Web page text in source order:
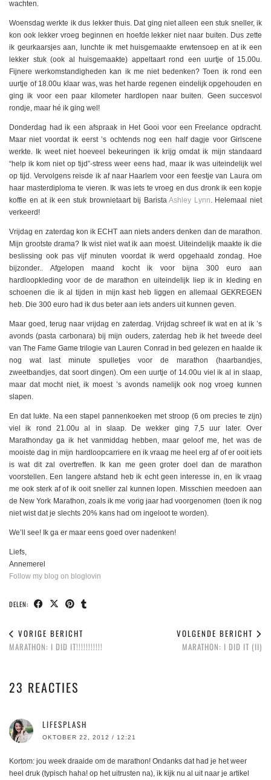
wachten.
Woensdag werkte ik dus lekker thuis. Dat ging niet alleen een stuk sneller, ik
kon ook lekker vroeg beginnen en hoefde lekker niet naar buiten. Dus zette
ik geurkaarsjes aan, lunchte ik met huisgemaakte erwtensoep en at ik een
lekker stuk (ook al huisgemaakte) appeltaart rond een uurtje of 15.00u.
Fijnere werkomstandigheden kan ik me niet bedenken? Toen ik rond een
uurtje of 18.00u klaar was, was het harde regenen eindelijk opgehouden en
ging ik voor een paar kilometer hardlopen naar buiten. Geen succesvol
rondje, maar hé ik ging wel!
Donderdag had ik een afspraak in Het Gooi voor een Freelance opdracht.
Maar niet voordat ik eerst ’s ochtends nog een half dagje voor Girlscene
werkte. Ik weet niet hoeveel bekeuringen ik krijg omdat ik mijn standaard
“help ik kom niet op tijd”-stress weer eens had, maar ik was uiteindelijk wel
op tijd. Vervolgens reisde ik af naar Haarlem voor een feestje van Laura om
haar masterdiploma te vieren. Ik was iets te vroeg en dus dronk ik een kopje
koffie en at ik een stuk brownietaart bij BaristaAshley Lynn . Helemaal niet
verkeerd!
Vrijdag en zaterdag kon ik ECHT aan niets anders denken dan de marathon.
Mijn grootste drama? Ik wist niet wat ik aan moest. Uiteindelijk maakte ik die
beslissing ook pas vijf minuten voordat ik werd opgehaald zondag. Hoe
bijzonder.. Afgelopen maand kocht ik voor bijna 300 euro aan
hardloopkleding voor de de marathon en uiteindelijk liep ik in kleding en
schoenen die ik al tijden in mijn kast heb liggen en allemaal GEKREGEN
heb. Die 300 euro had ik dus beter aan iets anders uit kunnen geven.
Maar goed, terug naar vrijdag en zaterdag. Vrijdag schreef ik wat en at ik ’s
avonds (pasta carbonara) bij mijn ouders, zaterdag heb ik het tweede deel
van The Fame Game trilogie van Lauren Conrad in bed gelezen en haalde ik
nog wat last minute spulletjes voor de marathon (haarbandjes,
zweetbandjes, dat soort dingen). Om een uurtje of 14.00u viel ik al in slaap,
maar dat mocht niet, ik moest ’s avonds namelijk ook nog vroeg kunnen
slapen.
En dat lukte. Na een stapel pannenkoeken met stroop (6 om precies te zijn)
viel ik rond 21.00u al in slaap. De wekker ging 7,5 uur later. Over
Marathonday ga ik het vanmiddag hebben, maar geloof me, het was de
mooiste dag in mijn hardloopcarriere en ik vraag me heel erg af of er ooit iets
is wat dit zal overtreffen. Ik kan me geen groter doel dan de marathon
voorstellen. Een langere afstand heb ik echt geen interesse in, en ik vraag
me ook sterk af of ik ooit sneller zal kunnen lopen. Misschien meedoen aan
de New York Marathon, zoals ik me vorig jaar had voorgenomen (toen ik nog
niet wist dat je slechts 20% kans had om ingeloot te worden).
We’ll see! Ik ga er maar eens goed over nadenken!
Liefs,
Annemerel
Follow my blog on bloglovin
DELEN:
VORIGE BERICHT
MARATHON: I DID IT!!!!!!!!!!!
VOLGENDE BERICHT
MARATHON: I DID IT (II)
23 REACTIES
LIFESPLASH
OKTOBER 22, 2012 / 12:21
Kortom: jou week draaide om de marathon! Ondanks dat had je het weer
heel druk (typisch haha! op het uitrusten na), ik kijk nu al uit naar je artikel